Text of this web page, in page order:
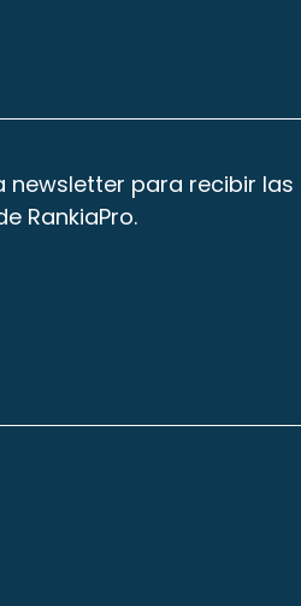
newsletter para recibir las
RankiaPro.